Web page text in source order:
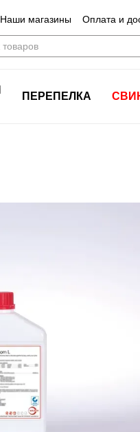
Наши магазины Оплата и
ПЕРЕПЕЛКА